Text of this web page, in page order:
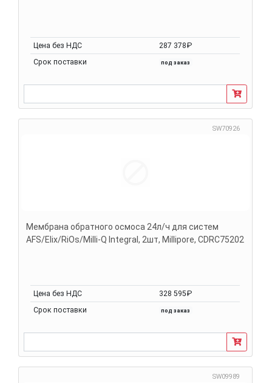
Цена без НДС
287 378₽
Срок поставки
под заказ
SW70926
Мембрана обратного осмоса 24л/ч для систем
AFS/Elix/RiOs/Milli-Q Integral, 2шт, Millipore, CDRC75202
Цена без НДС
328 595₽
Срок поставки
под заказ
SW09989